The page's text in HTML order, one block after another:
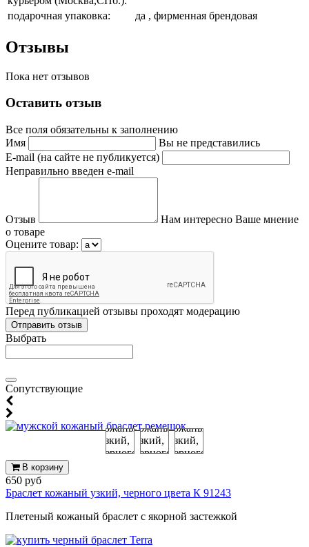
подарочная упаковка:
да , фирменная брендовая
Отзывы
Пока нет отзывов
Оставить отзыв
Все поля обязательны к заполнению
Имя
Вы не представились
E-mail (на сайте не публикуется)
Неправильно введен e-mail
Отзыв
Нам интересно Ваше мнение
о товаре
Оцените товар:
Перед публикацией отзывы проходят модерацию
Выбрать
Cопутствующие
В корзину
650 руб
Браслет кожаный узкий, черного цвета К 91243
Плетеный кожаный браслет с якорной застежкой